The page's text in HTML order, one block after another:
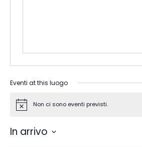
Eventi at this luogo
Notice Non ci sono eventi previsti.
In arrivo